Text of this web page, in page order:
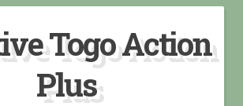
Togo Action
Plus